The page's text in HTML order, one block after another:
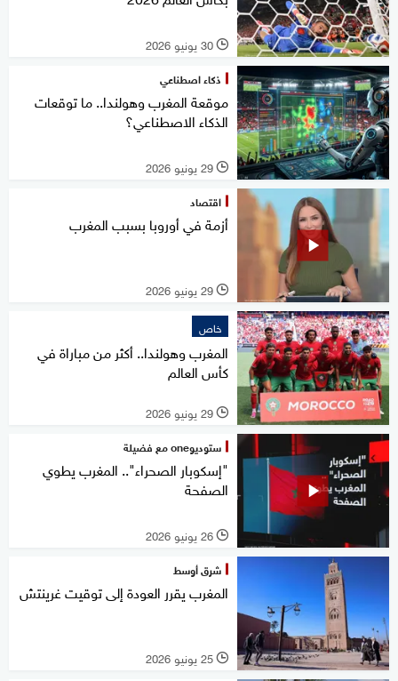
l 30 يونيو 2026
ذكاء اصطناعي
موقعة المغرب وهولندا.. ما توقعات
الذكاء الاصطناعي؟
l 29 يونيو 2026
اقتصاد
أزمة في أوروبا بسبب المغرب
l 29 يونيو 2026
خاص
المغرب وهولندا.. أكثر من مباراة في
كأس العالم
l 29 يونيو 2026
ستوديوone مع فضيلة
"إسكوبار الصحراء".. المغرب يطوي
الصفحة
l 26 يونيو 2026
شرق أوسط
المغرب يقرر العودة إلى توقيت غرينتش
l 25 يونيو 2026